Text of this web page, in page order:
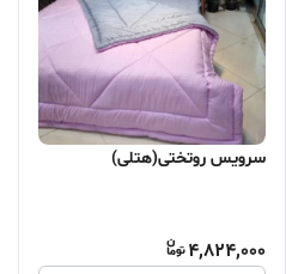
سرویس روتختی(هتلی)
4,824,000